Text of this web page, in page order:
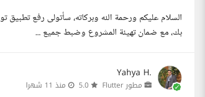
بك، مع ضمان تهيئة المشروع وضبط جميع ...
Yahya H.
مطور Flutter منذ 11 شهرا